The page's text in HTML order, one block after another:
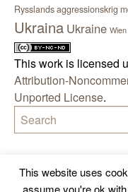
Rysslands aggressionskrig
Ukraina Ukraine Wien
This work is licensed
Attribution-
Unported License.
This website uses
assume you're ok